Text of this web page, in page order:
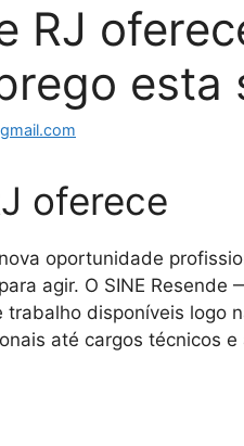
RJ
esta
oferece
oportunidade
agir. O SINE Resende
disponíveis logo
até cargos técnicos